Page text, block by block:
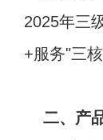
2025年三
+服务"三
二、产